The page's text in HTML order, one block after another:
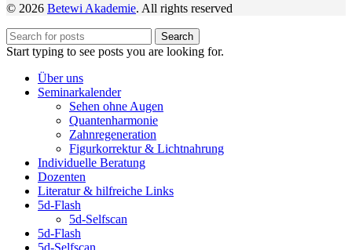
© 2026 Betewi Akademie. All rights reserved
Search
Start typing to see posts you are looking for.
Über uns
Seminarkalender
Sehen ohne Augen
Quantenharmonie
Zahnregeneration
Figurkorrektur & Lichtnahrung
Individuelle Beratung
Dozenten
Literatur & hilfreiche Links
5d-Flash
5d-Selfscan
5d-Flash
5d-Selfscan